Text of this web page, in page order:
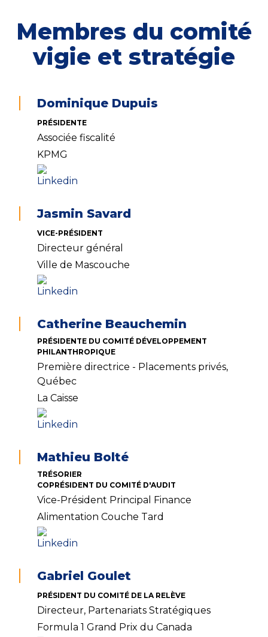
Membres du comité
vigie et stratégie
Dominique Dupuis
PRÉSIDENTE
Associée fiscalité
KPMG
Jasmin Savard
VICE-PRÉSIDENT
Directeur général
Ville de Mascouche
Catherine Beauchemin
PRÉSIDENTE DU COMITÉ DÉVELOPPEMENT
PHILANTHROPIQUE
Première directrice - Placements privés,
Québec
La Caisse
Mathieu Bolté
TRÉSORIER
COPRÉSIDENT DU COMITÉ D'AUDIT
Vice-Président Principal Finance
Alimentation Couche Tard
Gabriel Goulet
PRÉSIDENT DU COMITÉ DE LA RELÈVE
Directeur, Partenariats Stratégiques
Formula 1 Grand Prix du Canada